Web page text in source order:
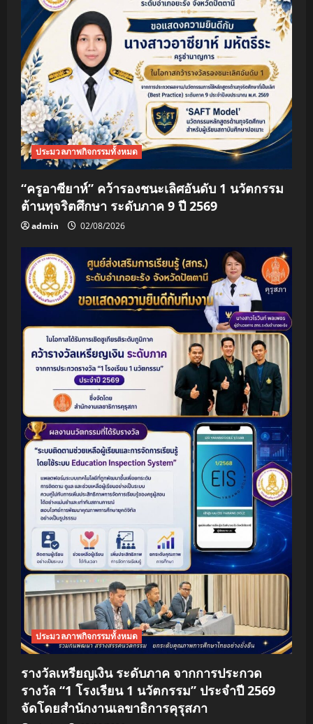
a
t
i
o
nประมวลภาพกิจกรรมทั้งหมด
“ครูอาซียาห์” คว้ารองชนะเลิศอันดับ 1 นวัตกรรม
ต้านทุจริตศึกษา ระดับภาค 9 ปี 2569
admin 02/08/2026
ประมวลภาพกิจกรรมทั้งหมด
รางวัลเหรียญเงิน ระดับภาค จากการประกวด
รางวัล “1 โรงเรียน 1 นวัตกรรม” ประจำปี 2569
จัดโดยสำนักงานเลขาธิการคุรุสภา